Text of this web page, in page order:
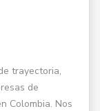
trayectoria,
de
Colombia. Nos